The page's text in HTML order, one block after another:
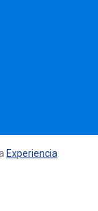
Experiencia